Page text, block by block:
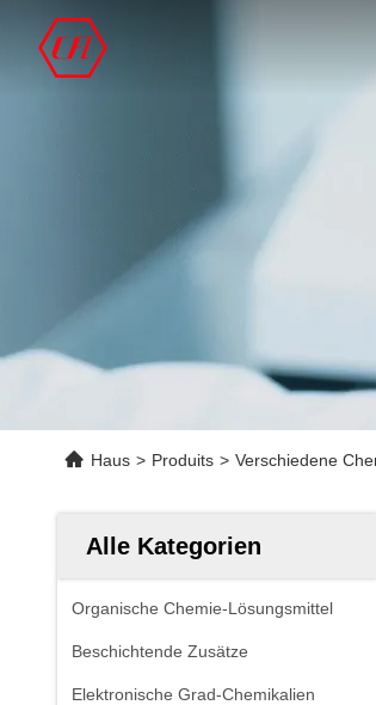
Haus > Produits > Verschiedene
Alle Kategorien
Organische Chemie-Lösungsmittel
Beschichtende Zusätze
Elektronische Grad-Chemikalien